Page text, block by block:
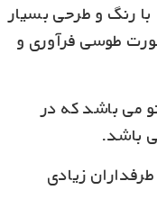
رنگ و طرحی بسیار
طوسی فرآوری و
می باشد که در
باشد.
زیادی